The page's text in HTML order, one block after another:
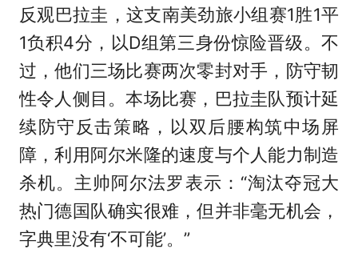
反观巴拉圭，这支南美劲旅小组赛1胜1平
1负积4分，以D组第三身份惊险晋级。不
过，他们三场比赛两次零封对手，防守韧
性令人侧目。本场比赛，巴拉圭队预计延
续防守反击策略，以双后腰构筑中场屏
障，利用阿尔米隆的速度与个人能力制造
杀机。主帅阿尔法罗表示：“淘汰夺冠大
热门德国队确实很难，但并非毫无机会，
字典里没有‘不可能’。”